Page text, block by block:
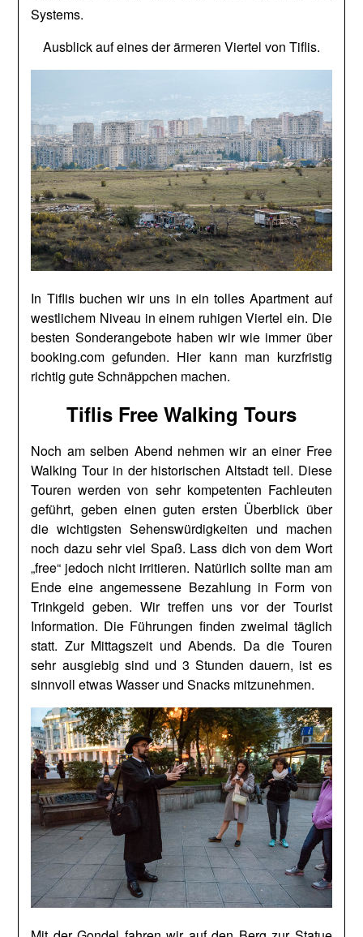
Systems.
Ausblick auf eines der ärmeren Viertel von Tiflis.
In Tiflis buchen wir uns in ein tolles Apartment auf
westlichem Niveau in einem ruhigen Viertel ein. Die
besten Sonderangebote haben wir wie immer über
booking.com gefunden. Hier kann man kurzfristig
richtig gute Schnäppchen machen.
Tiflis Free Walking Tours
Noch am selben Abend nehmen wir an einer Free
Walking Tour in der historischen Altstadt teil. Diese
Touren werden von sehr kompetenten Fachleuten
geführt, geben einen guten ersten Überblick über
die wichtigsten Sehenswürdigkeiten und machen
noch dazu sehr viel Spaß. Lass dich von dem Wort
„free“ jedoch nicht irritieren. Natürlich sollte man am
Ende eine angemessene Bezahlung in Form von
Trinkgeld geben. Wir treffen uns vor der Tourist
Information. Die Führungen finden zweimal täglich
statt. Zur Mittagszeit und Abends. Da die Touren
sehr ausgiebig sind und 3 Stunden dauern, ist es
sinnvoll etwas Wasser und Snacks mitzunehmen.